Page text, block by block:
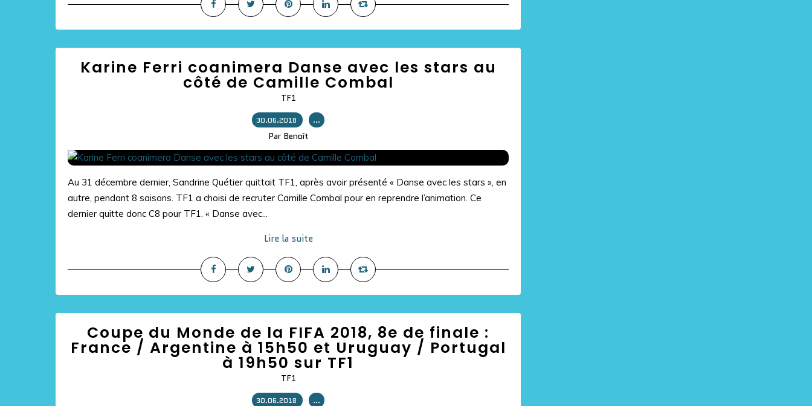
Karine Ferri coanimera Danse avec les stars au
côté de Camille Combal
TF1
30.06.2018 …
Par Benoît
Au 31 décembre dernier, Sandrine Quétier quittait TF1, après avoir présenté « Danse avec les stars », en
autre, pendant 8 saisons. TF1 a choisi de recruter Camille Combal pour en reprendre l’animation. Ce
dernier quitte donc C8 pour TF1. « Danse avec...
Lire la suite
Coupe du Monde de la FIFA 2018, 8e de finale :
France / Argentine à 15h50 et Uruguay / Portugal
à 19h50 sur TF1
TF1
30.06.2018 …